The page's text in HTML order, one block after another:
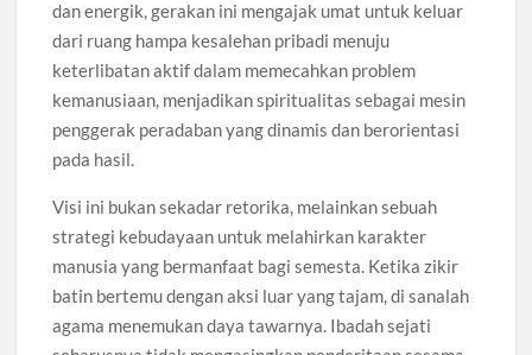
dan energik, gerakan ini mengajak umat untuk keluar
dari ruang hampa kesalehan pribadi menuju
keterlibatan aktif dalam memecahkan problem
kemanusiaan, menjadikan spiritualitas sebagai mesin
penggerak peradaban yang dinamis dan berorientasi
pada hasil.
Visi ini bukan sekadar retorika, melainkan sebuah
strategi kebudayaan untuk melahirkan karakter
manusia yang bermanfaat bagi semesta. Ketika zikir
batin bertemu dengan aksi luar yang tajam, di sanalah
agama menemukan daya tawarnya. Ibadah sejati